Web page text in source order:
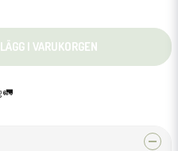
LÄGG I VARUKORGEN
🚛